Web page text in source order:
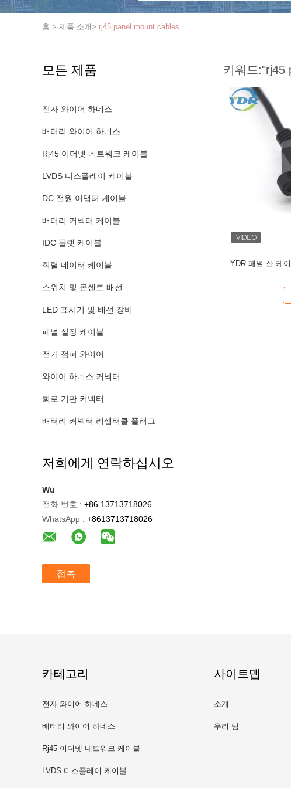
홈 > 제품 소개> rj45 panel mount cables
모든 제품
전자 와이어 하네스
배터리 와이어 하네스
Rj45 이더넷 네트워크 케이블
LVDS 디스플레이 케이블
DC 전원 어댑터 케이블
배터리 커넥터 케이블
IDC 플랫 케이블
직렬 데이터 케이블
스위치 및 콘센트 배선
LED 표시기 빛 배선 장비
패널 실장 케이블
전기 점퍼 와이어
와이어 하네스 커넥터
회로 기판 커넥터
배터리 커넥터 리셉터클 플러그
저희에게 연락하십시오
Wu
전화 번호 : +86 13713718026
WhatsApp : +8613713718026
접촉
키워드:"rj45
YDR 패널 산 케
카테고리
전자 와이어 하네스
배터리 와이어 하네스
Rj45 이더넷 네트워크 케이블
LVDS 디스플레이 케이블
사이트맵
소개
우리 팀